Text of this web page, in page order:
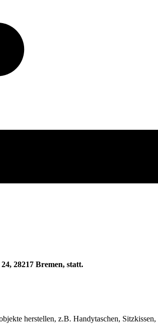
28217 Bremen, statt.
herstellen, z.B. Handytaschen,